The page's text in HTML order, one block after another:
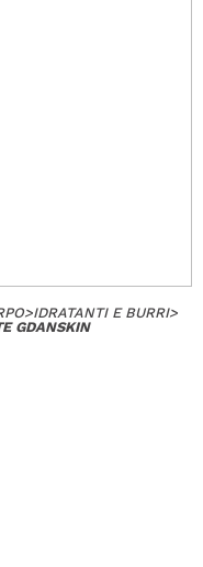
>IDRATANTI E BURRI>
GDANSKIN